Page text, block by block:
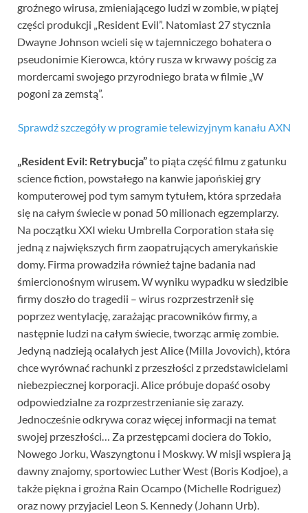
groźnego wirusa, zmieniającego ludzi w zombie, w piątej
części produkcji „Resident Evil”. Natomiast 27 stycznia
Dwayne Johnson wcieli się w tajemniczego bohatera o
pseudonimie Kierowca, który rusza w krwawy pościg za
mordercami swojego przyrodniego brata w filmie „W
pogoni za zemstą”.
Sprawdź szczegóły w programie telewizyjnym kanału AXN
„Resident Evil: Retrybucja”to piąta część filmu z gatunku
science fiction, powstałego na kanwie japońskiej gry
komputerowej pod tym samym tytułem, która sprzedała
się na całym świecie w ponad 50 milionach egzemplarzy.
Na początku XXI wieku Umbrella Corporation stała się
jedną z największych firm zaopatrujących amerykańskie
domy. Firma prowadziła również tajne badania nad
śmiercionośnym wirusem. W wyniku wypadku w siedzibie
firmy doszło do tragedii – wirus rozprzestrzenił się
poprzez wentylację, zarażając pracowników firmy, a
następnie ludzi na całym świecie, tworząc armię zombie.
Jedyną nadzieją ocalałych jest Alice (Milla Jovovich), która
chce wyrównać rachunki z przeszłości z przedstawicielami
niebezpiecznej korporacji. Alice próbuje dopaść osoby
odpowiedzialne za rozprzestrzenianie się zarazy.
Jednocześnie odkrywa coraz więcej informacji na temat
swojej przeszłości… Za przestępcami dociera do Tokio,
Nowego Jorku, Waszyngtonu i Moskwy. W misji wspiera ją
dawny znajomy, sportowiec Luther West (Boris Kodjoe), a
także piękna i groźna Rain Ocampo (Michelle Rodriguez)
oraz nowy przyjaciel Leon S. Kennedy (Johann Urb).